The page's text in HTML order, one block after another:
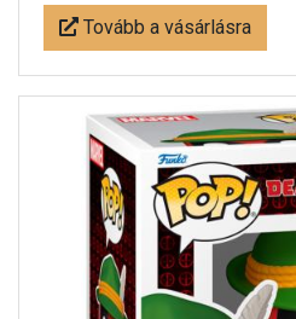
Tovább a vásárlásra